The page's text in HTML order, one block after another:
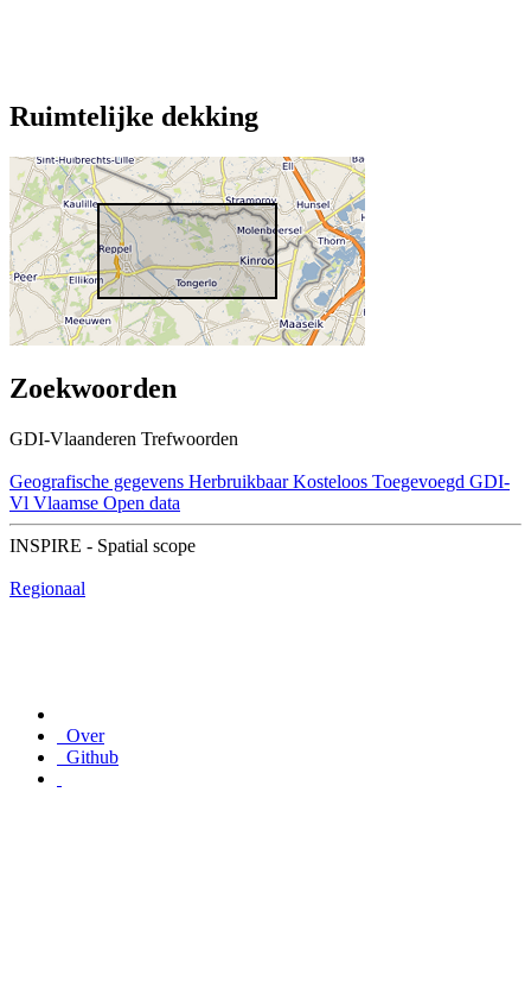
Ruimtelijke dekking
Zoekwoorden
GDI-Vlaanderen Trefwoorden
Geografische gegevens Herbruikbaar Kosteloos Toegevoegd GDI-
Vl Vlaamse Open data
INSPIRE - Spatial scope
Regionaal
Over
Github